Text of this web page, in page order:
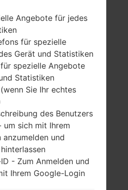
Non-Abnehmbar
Li-Ion 2550 mAh
4 x 2.1Ghz Cortex -
A57 & 4 x 1.5Ghz
ynos 7420 Octa
3GB
Angebote für jedes
für spezielle
Gerät und Statistiken
spezielle Angebote
Statistiken
Sie Ihr echtes
des Benutzers
sich mit Ihrem
und
- Zum Anmelden und
Ihrem Google-Login